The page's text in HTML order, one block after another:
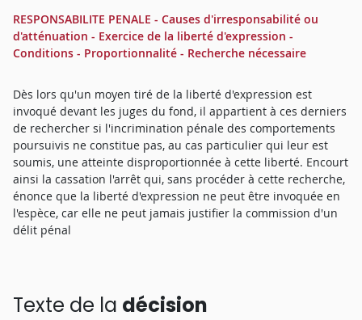
RESPONSABILITE PENALE - Causes d'irresponsabilité ou
d'atténuation - Exercice de la liberté d'expression -
Conditions - Proportionnalité - Recherche nécessaire
Dès lors qu'un moyen tiré de la liberté d'expression est
invoqué devant les juges du fond, il appartient à ces derniers
de rechercher si l'incrimination pénale des comportements
poursuivis ne constitue pas, au cas particulier qui leur est
soumis, une atteinte disproportionnée à cette liberté. Encourt
ainsi la cassation l'arrêt qui, sans procéder à cette recherche,
énonce que la liberté d'expression ne peut être invoquée en
l'espèce, car elle ne peut jamais justifier la commission d'un
délit pénal
Texte de la décision